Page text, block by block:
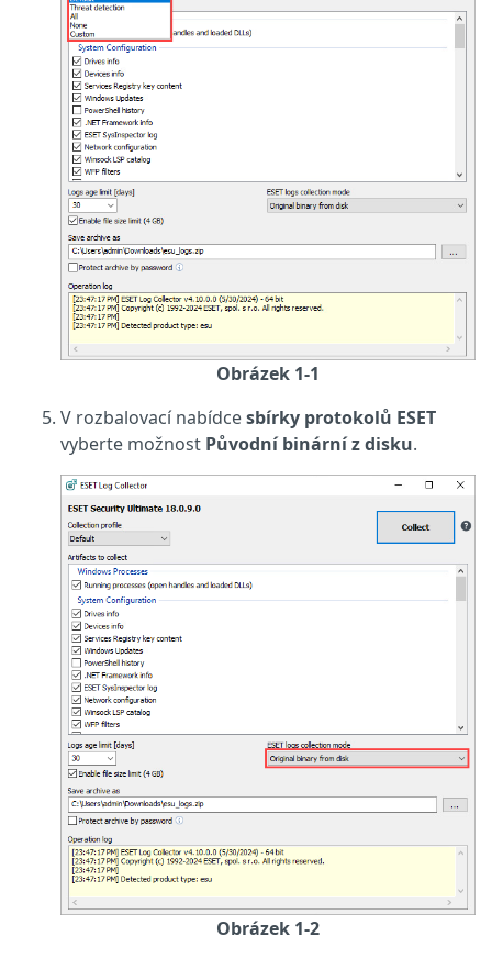
Obrázek 1-1
V rozbalovací nabídcesbírky protokolů ESET
vyberte možnost Původní binární z disku.
Obrázek 1-2